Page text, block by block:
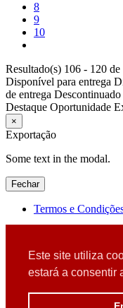
Este site utiliza
estará a consentir
8
9
10
Resultado(s) 106 - 120 de
Disponível para entrega
de entrega Descontinuado
Destaque Oportunidade
×
Exportação
Some text in the modal.
Fechar
Termos e
Detectamos que está a
Por favor, atualize o seu